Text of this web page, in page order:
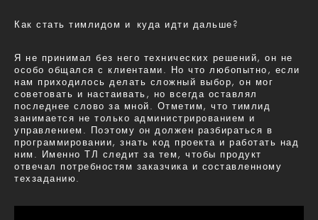
Как стать тимлидом и куда идти дальше?
Я не принимал без него технических решений, он не
особо общался с клиентами. Но что любопытно, если
нам приходилось делать сложный выбор, он мог
советовать и настаивать, но всегда оставлял
последнее слово за мной. Отметим, что тимлид
занимается не только администрированием и
управлением. Поэтому он должен разбираться в
программировании, знать код проекта и работать над
ним. Именно ТЛ следит за тем, чтобы продукт
отвечал потребностям заказчика и составленному
техзаданию.